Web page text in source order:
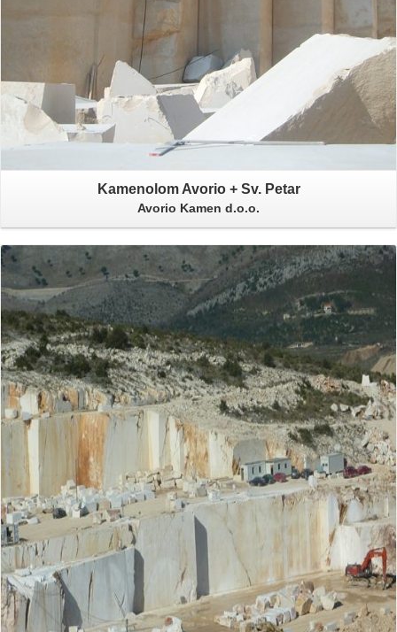
Kamenolom Avorio + Sv. Petar
Avorio Kamen d.o.o.